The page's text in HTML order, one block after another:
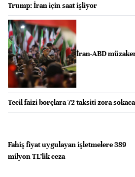
Trump: İran için saat işliyor
İran-ABD
Tecil faizi borçlara 72 taksiti zora
Fahiş fiyat uygulayan işletmelere 389
milyon TL’lik ceza